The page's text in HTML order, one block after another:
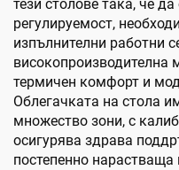
тези столове така, че
регулируемост,
изпълнителни работни
високопроизводителна
термичен комфорт и
Облегачката на стола
множество зони, с
осигурява здрава
постепенно